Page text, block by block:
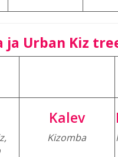
ja Urban Kiz
Kalev
Kizomba